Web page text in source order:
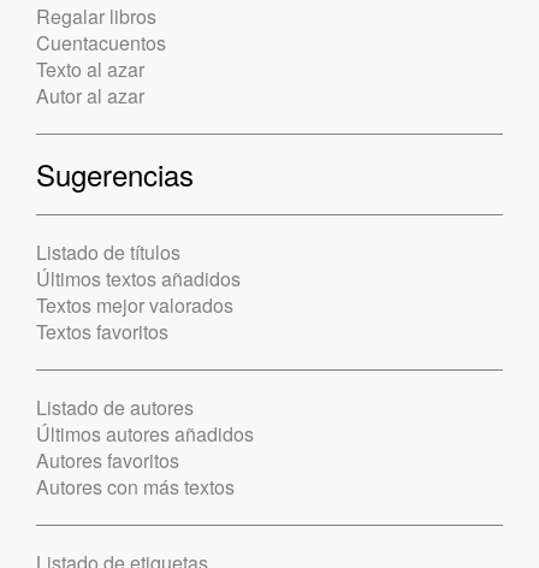
Regalar libros
Cuentacuentos
Texto al azar
Autor al azar
Sugerencias
Listado de títulos
Últimos textos añadidos
Textos mejor valorados
Textos favoritos
Listado de autores
Últimos autores añadidos
Autores favoritos
Autores con más textos